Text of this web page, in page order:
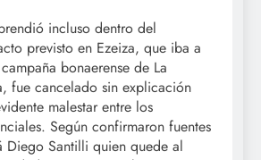
incluso dentro del
previsto en Ezeiza, que iba a
bonaerense de La
fue cancelado sin explicación
malestar entre los
Según confirmaron fuentes
Diego Santilli quien quede al